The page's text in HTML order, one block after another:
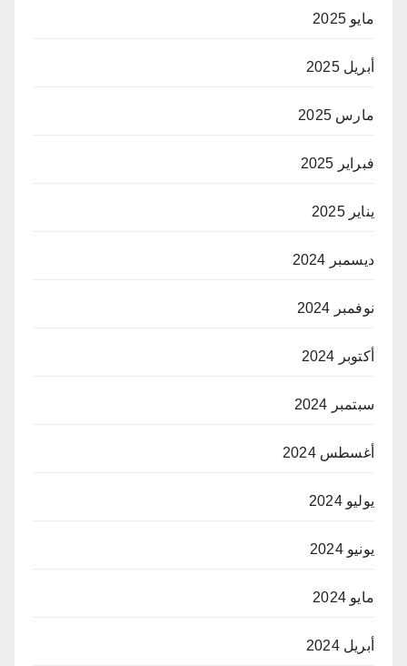
مايو 2025
أبريل 2025
مارس 2025
فبراير 2025
يناير 2025
ديسمبر 2024
نوفمبر 2024
أكتوبر 2024
سبتمبر 2024
أغسطس 2024
يوليو 2024
يونيو 2024
مايو 2024
أبريل 2024